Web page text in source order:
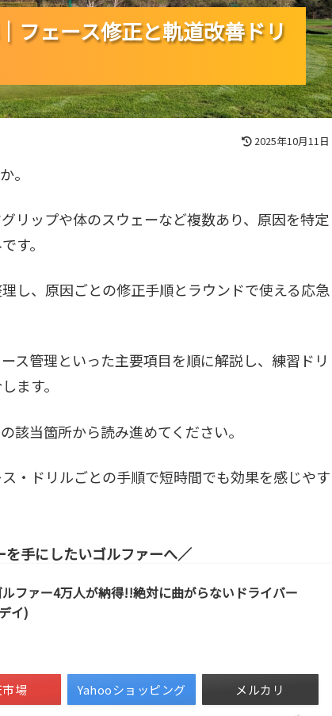
フェース修正と軌道改善ドリ
フェース修正と軌道改善ドリ
フェース修正と軌道改善ドリ
2025年10月11日
。
リップや体のスウェーなど複数あり、原因を特定
す。
し、原因ごとの修正手順とラウンドで使える応急
ス管理といった主要項目を順に解説し、練習ドリ
ます。
該当箇所から読み進めてください。
・ドリルごとの手順で短時間でも効果を感じやす
手にしたいゴルファーへ
ファー4万人が納得!!絶対に曲がらないドライバー
イ)
場 Yahooショッピング メルカリ